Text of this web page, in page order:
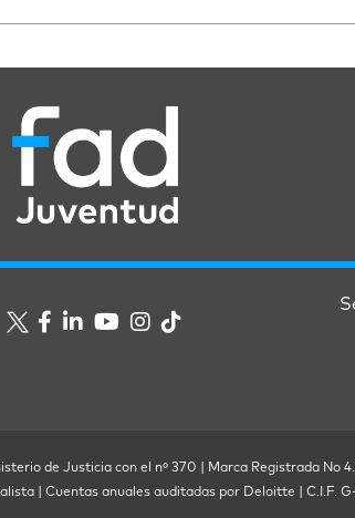
de Justicia con el nº 370 | Marca Registrada No
| Cuentas anuales auditadas por Deloitte | C.I.F.